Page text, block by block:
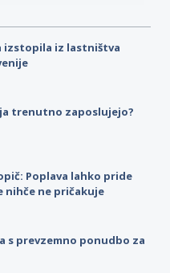
izstopila iz lastništva
trenutno zaposlujejo?
Poplava lahko pride
nihče ne pričakuje
s prevzemno ponudbo za